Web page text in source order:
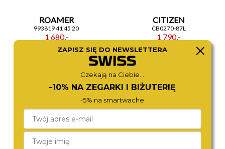
ROAMER
993819 41 45 20
1 680,-
CITIZEN
CB0270-87L
1 790,-
ZAPISZ SIĘ DO NEWSLETTERA
Czekają na Ciebie...
-10% NA ZEGARKI I BIŻUTERIĘ
-5% na smartwache